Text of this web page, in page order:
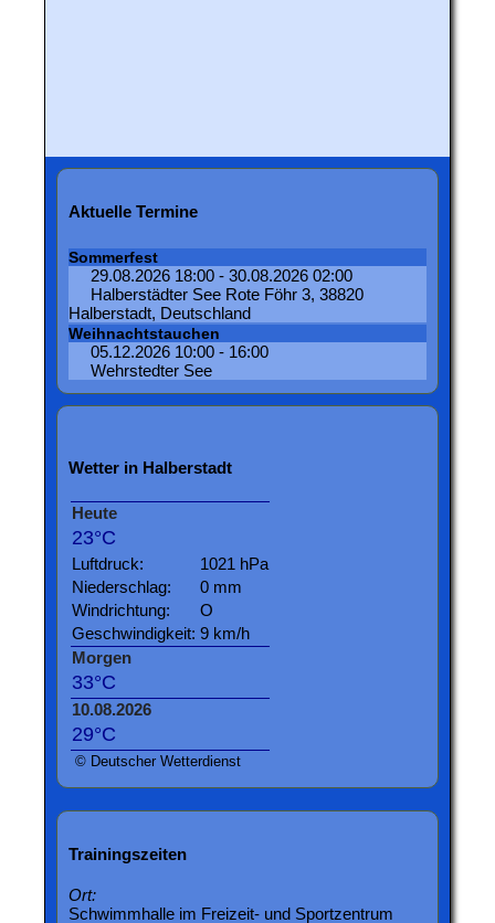
Aktuelle Termine
Sommerfest
29.08.2026 18:00 - 30.08.2026 02:00
Halberstädter See Rote Föhr 3, 38820
Halberstadt, Deutschland
Weihnachtstauchen
05.12.2026 10:00 - 16:00
Wehrstedter See
Wetter in Halberstadt
Heute
23°C
Luftdruck:
1021 hPa
Niederschlag:
0 mm
Windrichtung:
O
Geschwindigkeit: 9 km/h
Morgen
33°C
10.08.2026
29°C
© Deutscher Wetterdienst
Trainingszeiten
Ort:
Schwimmhalle im Freizeit- und Sportzentrum